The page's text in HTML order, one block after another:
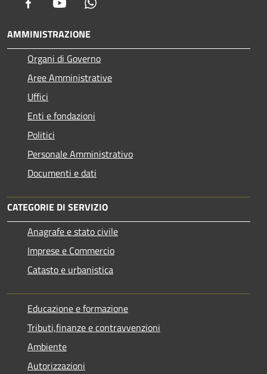
AMMINISTRAZIONE
Organi di Governo
Aree Amministrative
Uffici
Enti e fondazioni
Politici
Personale Amministrativo
Documenti e dati
CATEGORIE DI SERVIZIO
Anagrafe e stato civile
Imprese e Commercio
Catasto e urbanistica
Educazione e formazione
Tributi,finanze e contravvenzioni
Ambiente
Autorizzazioni